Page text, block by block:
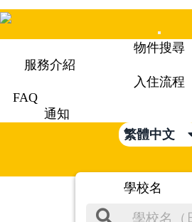
Menu
物件搜尋
服務介紹
入住流程
FAQ
通知
繁體中文
學校名